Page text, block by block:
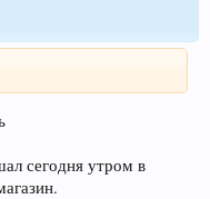
сегодня утром в